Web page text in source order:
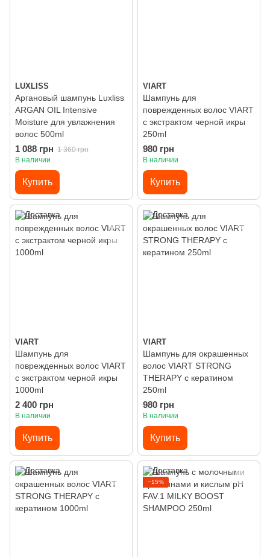
LUXLISS
Аргановый шампунь Luxliss
ARGAN OIL Intensive
Moisture для увлажнения
волос 500ml
1 088 грн 1 360 грн
В наличии
Купить
VIART
Шампунь для
поврежденных волос VIART
с экстрактом черной икры
250ml
980 грн
В наличии
Купить
VIART
Шампунь для
поврежденных волос VIART
с экстрактом черной икры
1000ml
2 400 грн
В наличии
Купить
VIART
Шампунь для окрашенных
волос VIART STRONG
THERAPY с кератином
250ml
980 грн
В наличии
Купить
−15%